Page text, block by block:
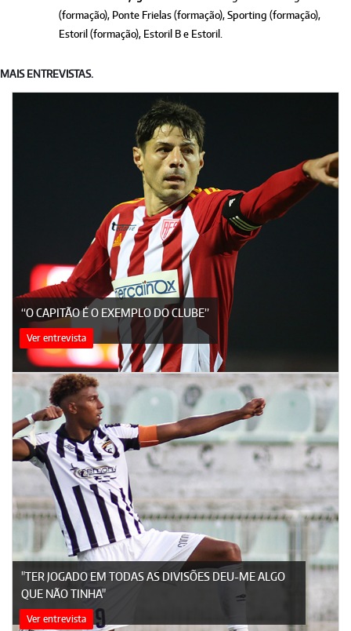
(formação), Ponte Frielas (formação), Sporting (formação),
Estoril (formação), Estoril B e Estoril.
MAIS ENTREVISTAS.
“O CAPITÃO É O EXEMPLO DO CLUBE”
Ver entrevista
"TER JOGADO EM TODAS AS DIVISÕES DEU-ME ALGO
QUE NÃO TINHA"
Ver entrevista